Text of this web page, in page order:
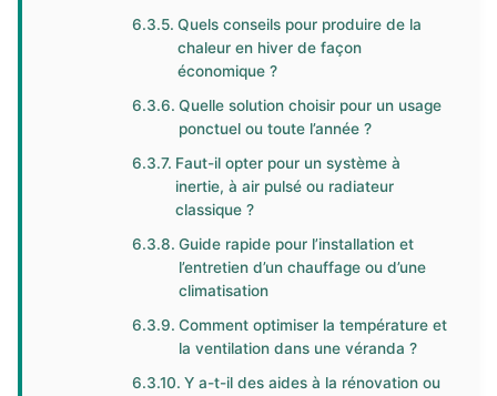
Quels conseils pour produire de la
chaleur en hiver de façon
économique ?
Quelle solution choisir pour un usage
ponctuel ou toute l’année ?
Faut-il opter pour un système à
inertie, à air pulsé ou radiateur
classique ?
Guide rapide pour l’installation et
l’entretien d’un chauffage ou d’une
climatisation
Comment optimiser la température et
la ventilation dans une véranda ?
Y a-t-il des aides à la rénovation ou